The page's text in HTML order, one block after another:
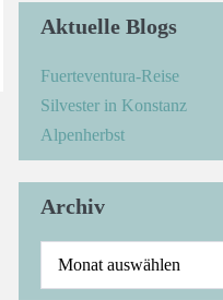
Aktuelle Blogs
Fuerteventura-Reise
Silvester in Konstanz
Alpenherbst
Archiv